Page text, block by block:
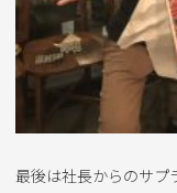
最後は社長からのサプ